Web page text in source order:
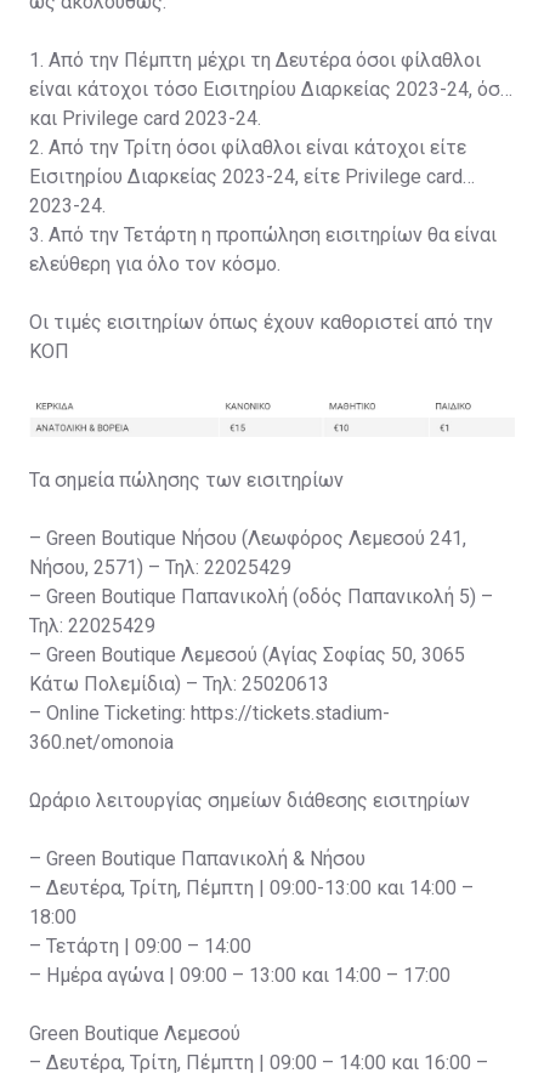
1. Από την Πέμπτη μέχρι τη Δευτέρα όσοι φίλαθλοι
είναι κάτοχοι τόσο Εισιτηρίου Διαρκείας 2023-24, όσο
και Privilege card 2023-24.
2. Από την Τρίτη όσοι φίλαθλοι είναι κάτοχοι είτε
Εισιτηρίου Διαρκείας 2023-24, είτε Privilege card
2023-24.
3. Από την Τετάρτη η προπώληση εισιτηρίων θα είναι
ελεύθερη για όλο τον κόσμο.
Οι τιμές εισιτηρίων όπως έχουν καθοριστεί από την
ΚΟΠ
Τα σημεία πώλησης των εισιτηρίων
– Green Boutique Νήσου (Λεωφόρος Λεμεσού 241,
Νήσου, 2571) – Τηλ: 22025429
– Green Boutique Παπανικολή (οδός Παπανικολή 5) –
Τηλ: 22025429
– Green Boutique Λεμεσού (Αγίας Σοφίας 50, 3065
Κάτω Πολεμίδια) – Τηλ: 25020613
– Online Ticketing: https://tickets.stadium-
360.net/omonoia
Ωράριο λειτουργίας σημείων διάθεσης εισιτηρίων
– Green Boutique Παπανικολή & Νήσου
– Δευτέρα, Τρίτη, Πέμπτη | 09:00-13:00 και 14:00 –
18:00
– Τετάρτη | 09:00 – 14:00
– Ημέρα αγώνα | 09:00 – 13:00 και 14:00 – 17:00
Green Boutique Λεμεσού
– Δευτέρα, Τρίτη, Πέμπτη | 09:00 – 14:00 και 16:00 –